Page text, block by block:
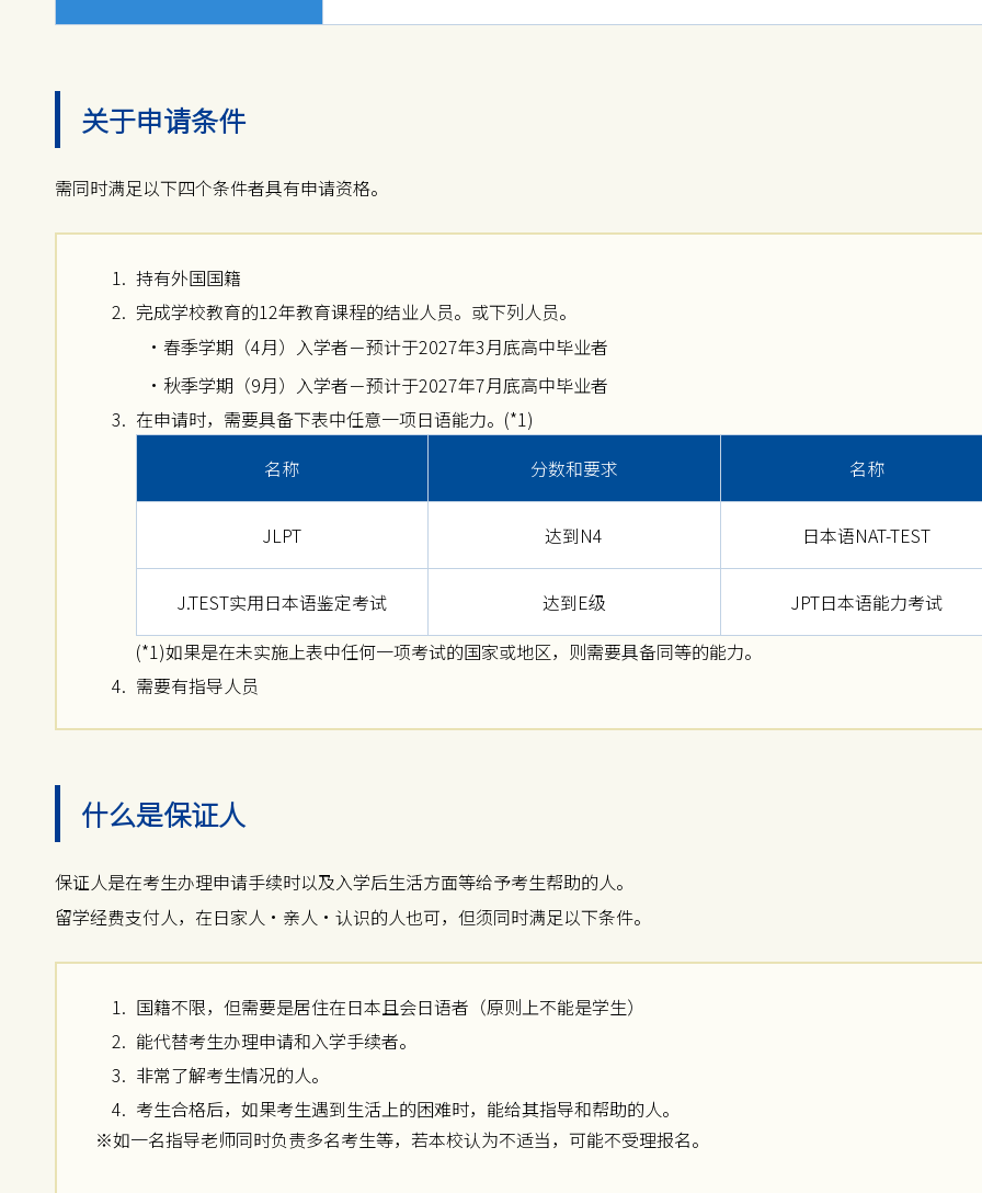
关于申请条件
需同时满足以下四个条件者具有申请资格。
持有外国国籍
完成学校教育的12年教育课程的结业人员。或下列人员。
春季学期（4月）入学者－预计于2027年3月底高中毕业者
秋季学期（9月）入学者－预计于2027年7月底高中毕业者
在申请时，需要具备下表中任意一项日语能力。(*1)
名称
分数和要求 名称
JLPT 达到N4 日本语NAT-TEST
J.TEST实用日本语鉴定考试 达到E级
JPT日本语能力考试
(*1)如果是在未实施上表中任何一项考试的国家或地区，则需要具备同等的能力。
需要有指导人员
什么是保证人
保证人是在考生办理申请手续时以及入学后生活方面等给予考生帮助的人。
留学经费支付人，在日家人・亲人・认识的人也可，但须同时满足以下条件。
国籍不限，但需要是居住在日本且会日语者（原则上不能是学生）
能代替考生办理申请和入学手续者。
非常了解考生情况的人。
考生合格后，如果考生遇到生活上的困难时，能给其指导和帮助的人。
※如一名指导老师同时负责多名考生等，若本校认为不适当，可能不受理报名。